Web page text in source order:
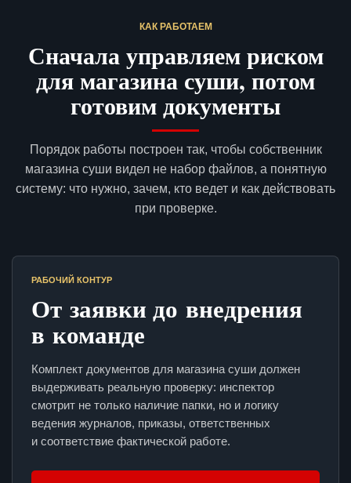
КАК РАБОТАЕМ
Сначала управляем риском
для магазина суши, потом
готовим документы
Порядок работы построен так, чтобы собственник
магазина суши видел не набор файлов, а понятную
систему: что нужно, зачем, кто ведет и как действовать
при проверке.
РАБОЧИЙ КОНТУР
От заявки до внедрения
в команде
Комплект документов для магазина суши должен
выдерживать реальную проверку: инспектор
смотрит не только наличие папки, но и логику
ведения журналов, приказы, ответственных
и соответствие фактической работе.